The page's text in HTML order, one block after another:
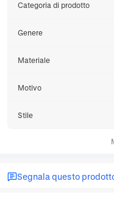
Categoria di prodotto
Genere
Materiale
Motivo
Stile
Segnala questo